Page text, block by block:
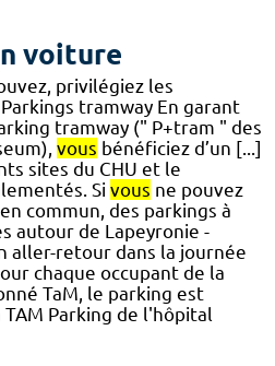
voiture
privilégiez les
tramway En garant
tramway (" P+tram " des
vous bénéficiez d’un [...]
sites du CHU et le
Si vous ne pouvez
commun, des parkings à
autour de Lapeyronie -
aller-retour dans la journée
chaque occupant de la
TaM, le parking est
Parking de l'hôpital